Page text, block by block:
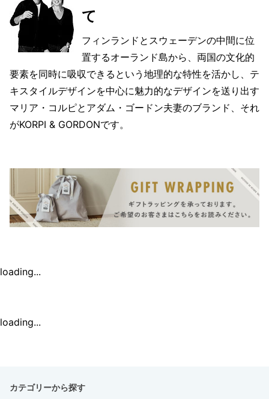
て
フィンランドとスウェーデンの中間に位
置するオーランド島から、両国の文化的
要素を同時に吸収できるという地理的な特性を活かし、テ
キスタイルデザインを中心に魅力的なデザインを送り出す
マリア・コルピとアダム・ゴードン夫妻のブランド、それ
がKORPI & GORDONです。
loading...
loading...
カテゴリーから探す